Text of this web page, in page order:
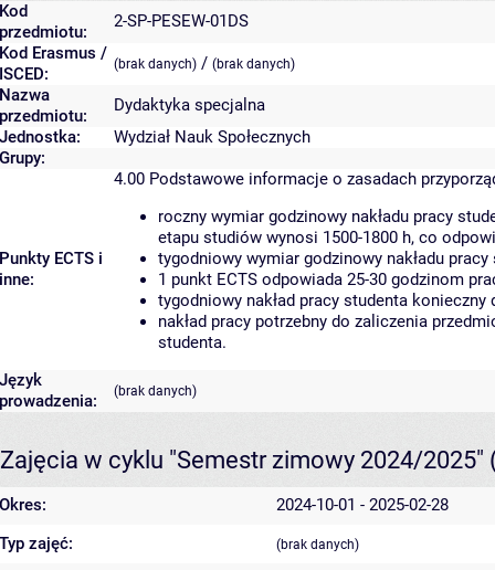
Kod
przedmiotu:
2-SP-PESEW-01DS
Kod Erasmus /
ISCED:
(brak danych) / (brak danych)
Nazwa
przedmiotu:
Dydaktyka specjalna
Jednostka:
Wydział Nauk Społecznych
Grupy:
Punkty ECTS i
inne:
4.00 Podstawowe informacje o zasadach
roczny wymiar godzinowy nakładu pracy
etapu studiów wynosi 1500-1800 h, co
tygodniowy wymiar godzinowy nakładu
1 punkt ECTS odpowiada 25-30 godzinom
tygodniowy nakład pracy studenta
nakład pracy potrzebny do zaliczenia
studenta.
Język
prowadzenia:
(brak danych)
Zajęcia w cyklu "Semestr zimowy 2024/2025"
Okres:
2024-10-01 - 2025-02-28
Typ zajęć:
(brak danych)